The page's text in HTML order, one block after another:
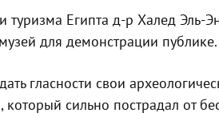
туризма Египта д-р Халед Эль-
для демонстрации публике.
гласности свои
который сильно пострадал от